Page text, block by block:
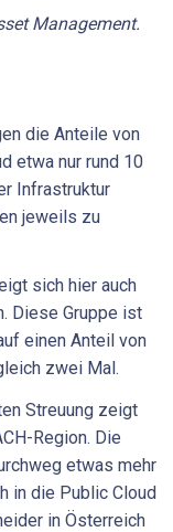
Management.
die Anteile von
etwa nur rund 10
Infrastruktur
jeweils zu
sich hier auch
Diese Gruppe ist
einen Anteil von
zwei Mal.
Streuung zeigt
Region. Die
etwas mehr
in die Public Cloud
in Österreich